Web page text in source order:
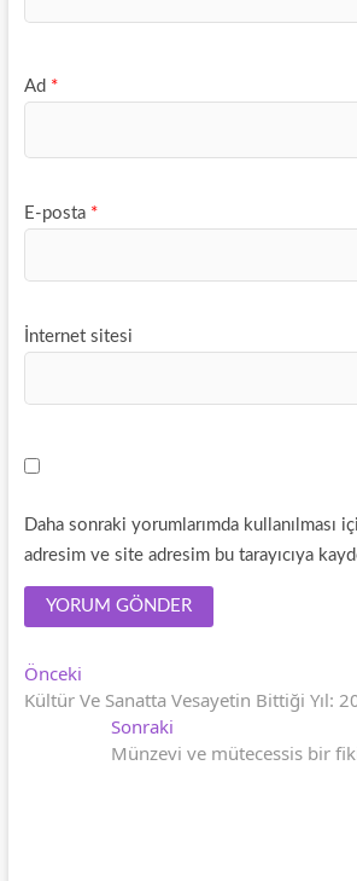
Ad *
E-posta *
İnternet sitesi
Daha sonraki yorumlarımda kullanılması
adresim ve site adresim bu tarayıcıya
Yazı
gezinmesi
ÖncekiÖnceki
yazı:
Kültür Ve Sanatta Vesayetin Bittiği Yıl:
Sonraki
yazı:
Münzevi ve mütecessis bir